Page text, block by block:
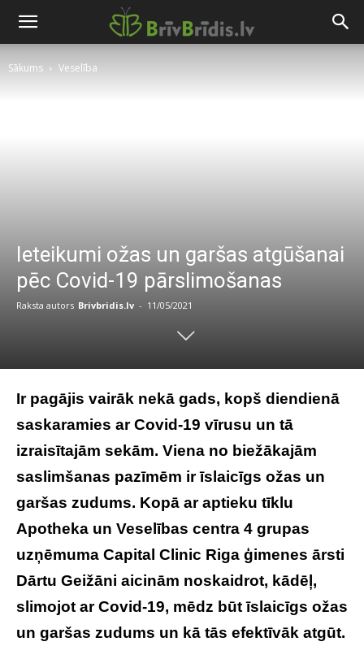
Sākums Veselība
Ieteikumi ožas un garšas atgūšanai
pēc Covid-19 pārslimošanas
Raksta autors Brivbridis.lv - 11/05/2021
Ir pagājis vairāk nekā gads, kopš diendienā
saskaramies ar Covid-19 vīrusu un tā
izraisītajām sekām. Viena no biežākajām
saslimšanas pazīmēm ir īslaicīgs ožas un
garšas zudums. Kopā ar aptieku tīklu
Apotheka un Veselības centra 4 grupas
uzņēmuma Capital Clinic Riga ģimenes ārsti
Dārtu Geižāni aicinām noskaidrot, kādēļ,
slimojot ar Covid-19, mēdz būt īslaicīgs ožas
un garšas zudums un kā tās efektīvāk atgūt.